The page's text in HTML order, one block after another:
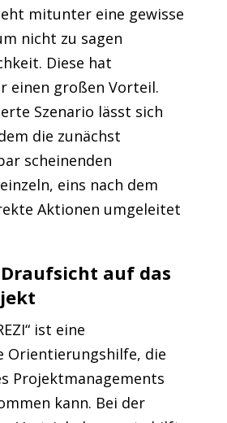
mitunter eine gewisse
nicht zu sagen
Diese hat
einen großen Vorteil.
Szenario lässt sich
die zunächst
scheinenden
eins nach dem
Aktionen umgeleitet
Draufsicht auf das
ist eine
Orientierungshilfe, die
Projektmanagements
kann. Bei der